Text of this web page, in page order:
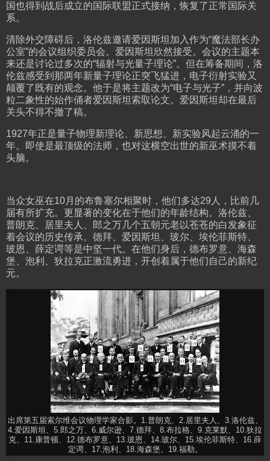
国也得到战后成立的国际联盟正式接纳，恢复了正常国际关
系。
清除外交障碍后，洛伦兹邀请爱因斯坦加入作为“魔法部长办
公室”的会议组织委员会。爱因斯坦欣然接受。会议的主题本
来还是讨论过多次的“辐射与光量子理论”。但在筹备期间，洛
伦兹感受到那两年新量子理论正突飞猛进，电子衍射实验又
颠覆了既有的观念。他于是将主题改为“电子与光子”，并向波
粒二象性的始作俑者爱因斯坦索取论文。爱因斯坦却在最后
关头不得不撤了稿。
1927年正是量子物理新理论、新思想、新实验风起云涌的一
年。即使是最顶级的法师，也对这横空出世的新巫术摸不着
头脑。
当众女巫在10月的布鲁塞尔相聚时，他们多达29人，比前几
届有所扩充。更显著的变化在于他们的年龄结构。洛伦兹、
普朗克、居里夫人、郎之万几个五朝元老以苍苍的白发象征
着会议的历史传承。德拜、爱因斯坦、玻尔、埃伦菲斯特、
玻恩、薛定谔等是中坚一代。在他们身后，德布罗意、海森
堡、泡利、狄拉克正激流勇进，开创着属于他们自己的新纪
元。
出席第五届索尔维会议物理学家合影。1.普朗克、2.居里夫人、3.洛伦兹、
4.爱因斯坦、5.郎之万、6.威尔逊、7.德拜、8.布拉格、9.克莱默、10.狄拉
克、11.康普顿、12.德布罗意、13.玻恩、14.玻尔、15.埃伦菲斯特、16.薛
定谔、17.泡利、18.海森堡、19.福勒。